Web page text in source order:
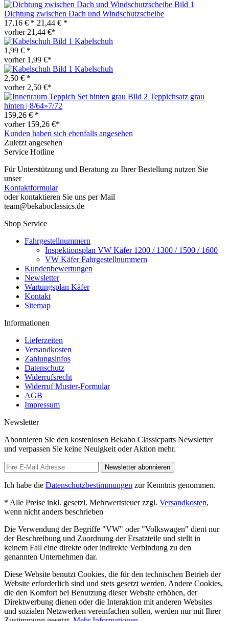
Dichtung zwischen Dach und Windschutzscheibe
17,16 € * 21,44 € *
vorher 21,44 €*
Kabelschuh
1,99 € *
vorher 1,99 €*
Kabelschuh
2,50 € *
vorher 2,50 €*
Teppichsatz grau
hinten | 8/64»7/72
159,26 € *
vorher 159,26 €*
Kunden haben sich ebenfalls angesehen
Zuletzt angesehen
Service Hotline
Für Unterstützung und Beratung zu Ihrer Bestellung nutzen Sie
unser
Kontaktformular
oder kontaktieren Sie uns per Mail
team@bekaboclassics.de
Shop Service
Fahrgestellnummern
Inspektionsplan VW Käfer 1200 / 1300 / 1500 / 1600
VW Käfer Fahrgestellnummern
Kundenbewertungen
Newsletter
Wartungsplan Käfer
Kontakt
Sitemap
Informationen
Lieferzeiten
Versandkosten
Zahlungsinfos
Datenschutz
Widerrufsrecht
Widerruf Muster-Formular
AGB
Impressum
Newsletter
Abonnieren Sie den kostenlosen Bekabo Classicparts Newsletter
und verpassen Sie keine Neuigkeit oder Aktion mehr.
Newsletter abonnieren
Ich habe die Datenschutzbestimmungen zur Kenntnis genommen.
* Alle Preise inkl. gesetzl. Mehrwertsteuer zzgl. Versandkosten,
wenn nicht anders beschrieben
Die Verwendung der Begriffe "VW" oder "Volkswagen" dient nur
der Beschreibung und Zuordnung der Ersatzteile und stellt in
keinem Fall eine direkte oder indirekte Verbindung zu den
genannten Unternehmen dar.
Diese Website benutzt Cookies, die für den technischen Betrieb der
Website erforderlich sind und stets gesetzt werden. Andere Cookies,
die den Komfort bei Benutzung dieser Website erhöhen, der
Direktwerbung dienen oder die Interaktion mit anderen Websites
und sozialen Netzwerken vereinfachen sollen, werden nur mit Ihrer